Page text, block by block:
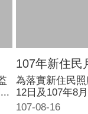
107年新住民
107-08-16
為落實新住民照
12日及107年8
鄉趣」親子共